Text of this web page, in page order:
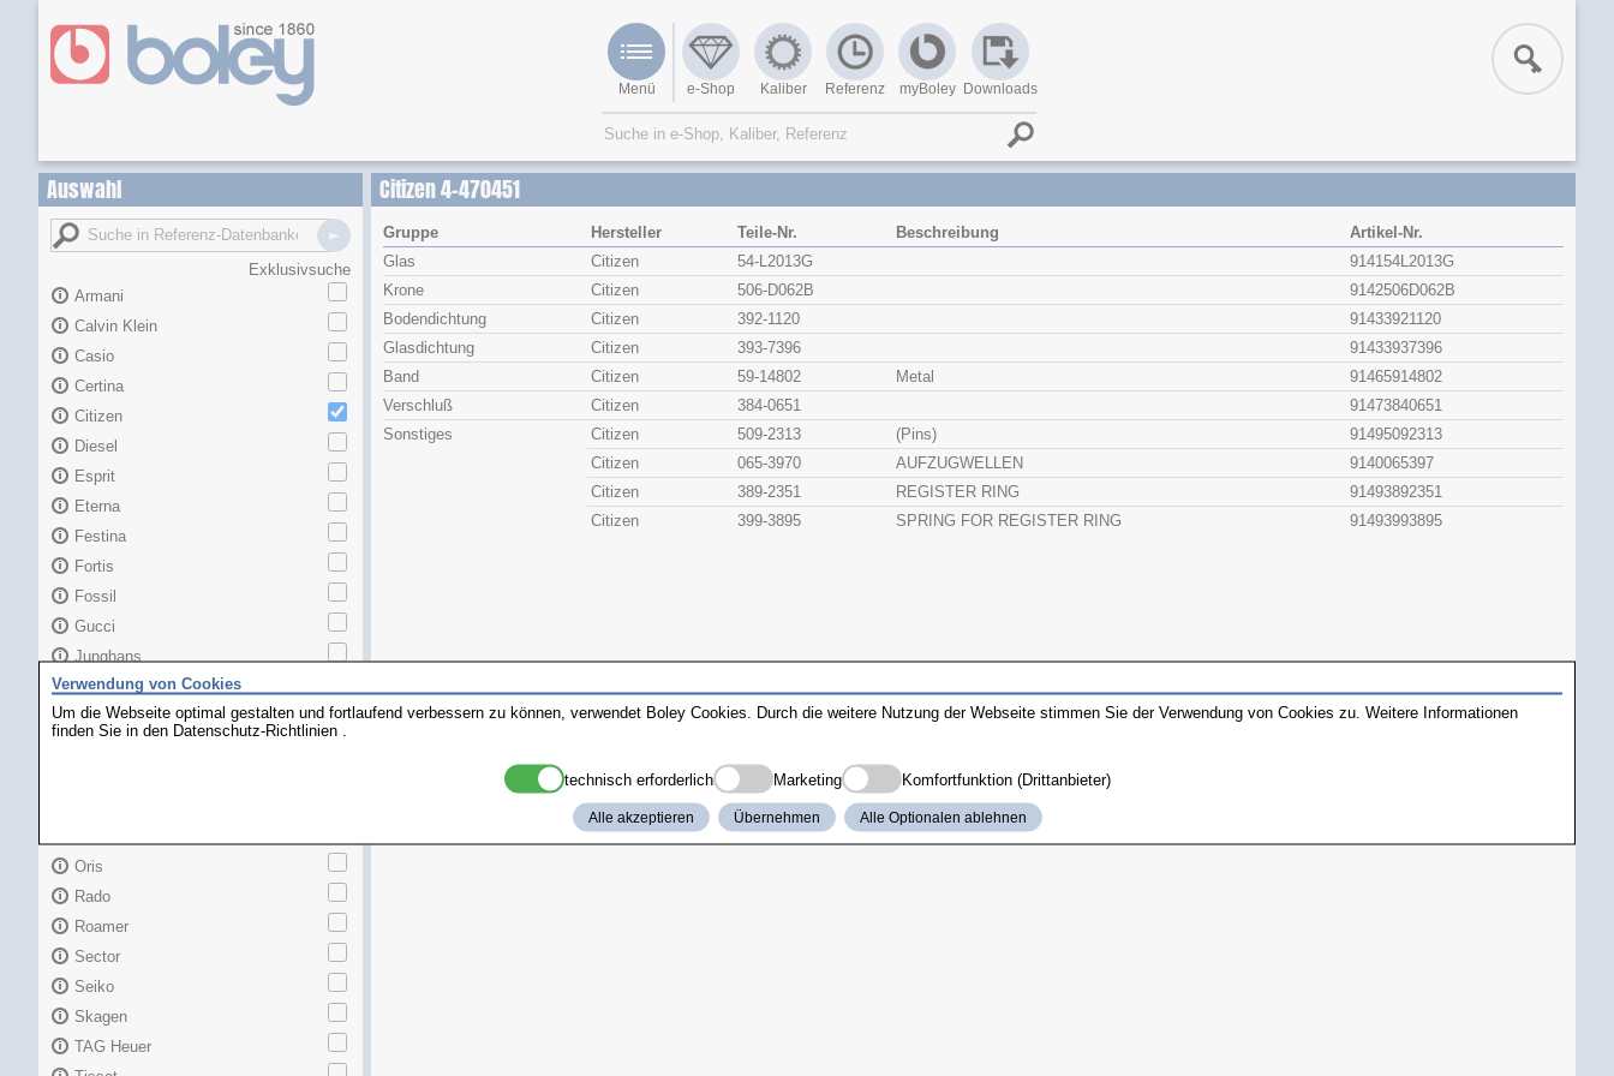
Menü e-Shop Kaliber Referenz myBoley Downloads
Auswahl
Exklusivsuche
Armani
Calvin Klein
Casio
Certina
Citizen
Diesel
Esprit
Eterna
Festina
Fortis
Fossil
Gucci
Junghans
Longines
Maurice Lacroix
Oris
Rado
Roamer
Sector
Seiko
Skagen
TAG Heuer
Citizen 4-470451
Gruppe Hersteller Teile-Nr. Beschreibung
Artikel-Nr.
Glas
Citizen 54-L2013G
914154L2013G
Krone
Citizen 506-D062B
9142506D062B
Bodendichtung
Citizen 392-1120
91433921120
Glasdichtung
Citizen 393-7396
91433937396
Band
Citizen 59-14802 Metal
91465914802
Verschluß
Citizen 384-0651
91473840651
Sonstiges
Citizen 509-2313 (Pins)
91495092313
Citizen
065-3970 AUFZUGWELLEN
9140065397
Citizen
389-2351 REGISTER RING
91493892351
Citizen
399-3895 SPRING FOR REGISTER RING 91493993895
Verwendung von Cookies
Um die Webseite optimal gestalten und fortlaufend verbessern zu können, verwendet Boley Cookies. Durch die weitere Nutzung der Webseite stimmen Sie der Verwendung von Cookies zu. Weitere Informationen
finden Sie in den Datenschutz-Richtlinien
technisch erforderlich Marketing Komfortfunktion (Drittanbieter)
Alle akzeptieren Übernehmen Alle Optionalen ablehnen